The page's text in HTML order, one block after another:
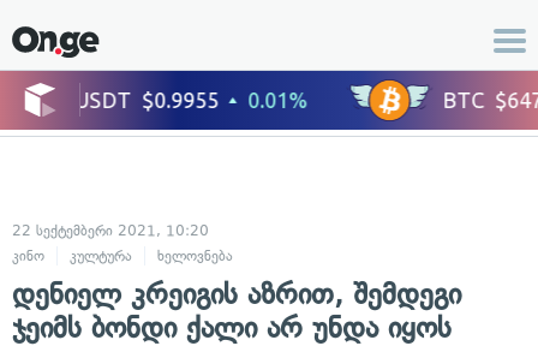
22 სექტემბერი 2021, 10:20
კინო
კულტურა ხელოვნება
დენიელ კრეიგის აზრით, შემდეგი
ჯეიმს ბონდი ქალი არ უნდა იყოს